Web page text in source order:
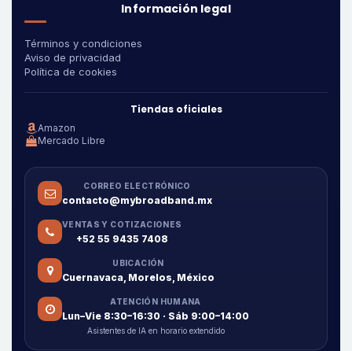
Información legal
Términos y condiciones
Aviso de privacidad
Política de cookies
Tiendas oficiales
Amazon
Mercado Libre
CORREO ELECTRÓNICO
contacto@mybroadband.mx
VENTAS Y COTIZACIONES
+52 55 9435 7408
UBICACIÓN
Cuernavaca, Morelos, México
ATENCIÓN HUMANA
Lun–Vie 8:30–16:30 · Sáb 9:00–14:00
Asistentes de IA en horario extendido